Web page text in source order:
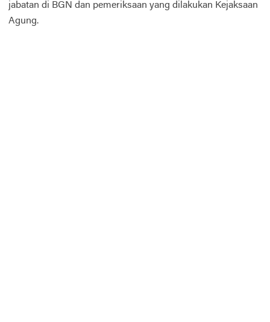
jabatan di BGN dan pemeriksaan yang dilakukan Kejaksaan
Agung.